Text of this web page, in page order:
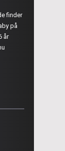
finder
på
år